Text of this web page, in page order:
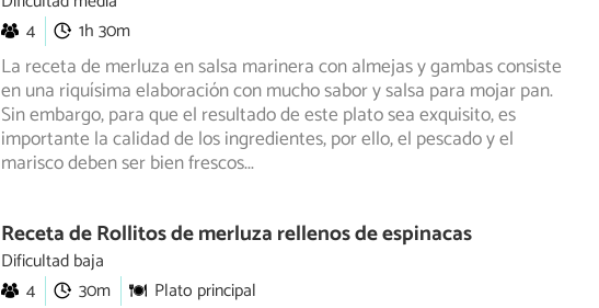
4
1h 30m
La receta de merluza en salsa marinera con almejas y gambas consiste
en una riquísima elaboración con mucho sabor y salsa para mojar pan.
Sinembargo, para que el resultado de este plato sea exquisito, es
importante la calidad de los ingredientes, por ello, el pescado y el
marisco deben ser bien frescos...
Receta de Rollitos de merluza rellenos de espinacas
Dificultad baja
4
30m Plato principal